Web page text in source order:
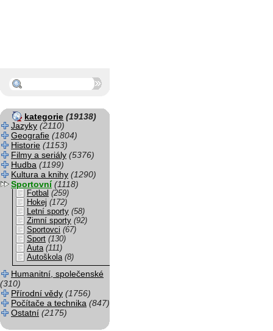
kategorie (19138)
Jazyky (2110)
Geografie (1804)
Historie (1153)
Filmy a seriály (5376)
Hudba (1199)
Kultura a knihy (1290)
Sportovní (1118)
Fotbal (259)
Hokej (172)
Letní sporty (58)
Zimní sporty (92)
Sportovci (67)
Sport (130)
Auta (111)
Autoškola (8)
Humanitní, společenské
(310)
Přírodní vědy (1756)
Počítače a technika (847)
Ostatní (2175)